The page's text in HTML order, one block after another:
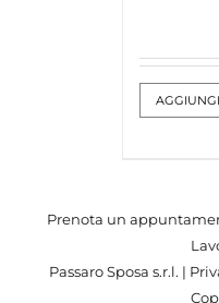
Prenota un
Passaro Sposa s.r.l. |